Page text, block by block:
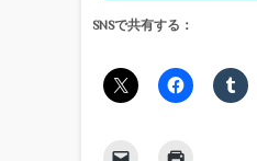
SNSで共有する：